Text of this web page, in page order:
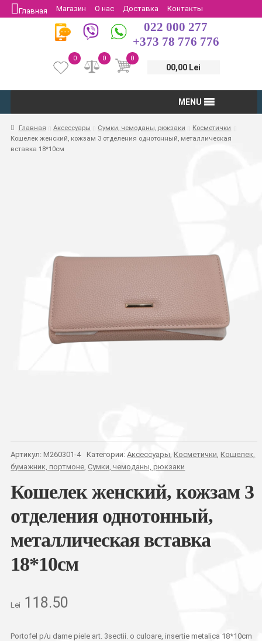
Главная Магазин О нас Доставка
Контакты
Защита потребителей
Возврат
022 000 277
+373 78 776 776
0
00,00 Lei
0
0
MENU
Главная Аксессуары Сумки, чемоданы, рюкзаки
Косметички
Кошелек женский, кожзам 3 отделения однотонный, металлическая
вставка 18*10см
Артикул: M260301-4 Категории:Аксессуары, Косметички, Кошелек,
бумажник, портмоне, Сумки, чемоданы, рюкзаки
Кошелек женский, кожзам 3
отделения однотонный,
металлическая вставка
18*10см
Lei 118.50
Portofel p/u dame piele art. 3sectii. o culoare, insertie metalica 18*10cm